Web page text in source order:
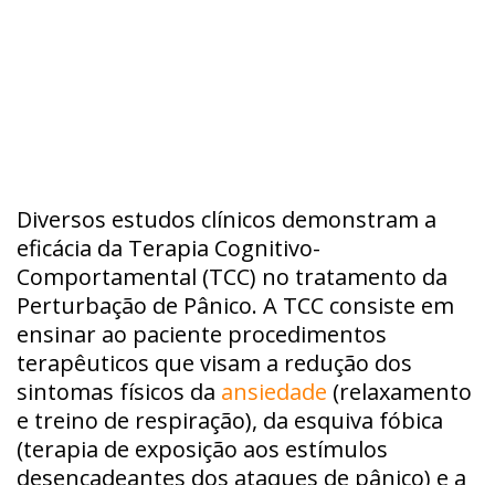
Diversos estudos clínicos demonstram a
eficácia da Terapia Cognitivo-
Comportamental (TCC) no tratamento da
Perturbação de Pânico. A TCC consiste em
ensinar ao paciente procedimentos
terapêuticos que visam a redução dos
sintomas físicos da ansiedade (relaxamento
e treino de respiração), da esquiva fóbica
(terapia de exposição aos estímulos
desencadeantes dos ataques de pânico) e a